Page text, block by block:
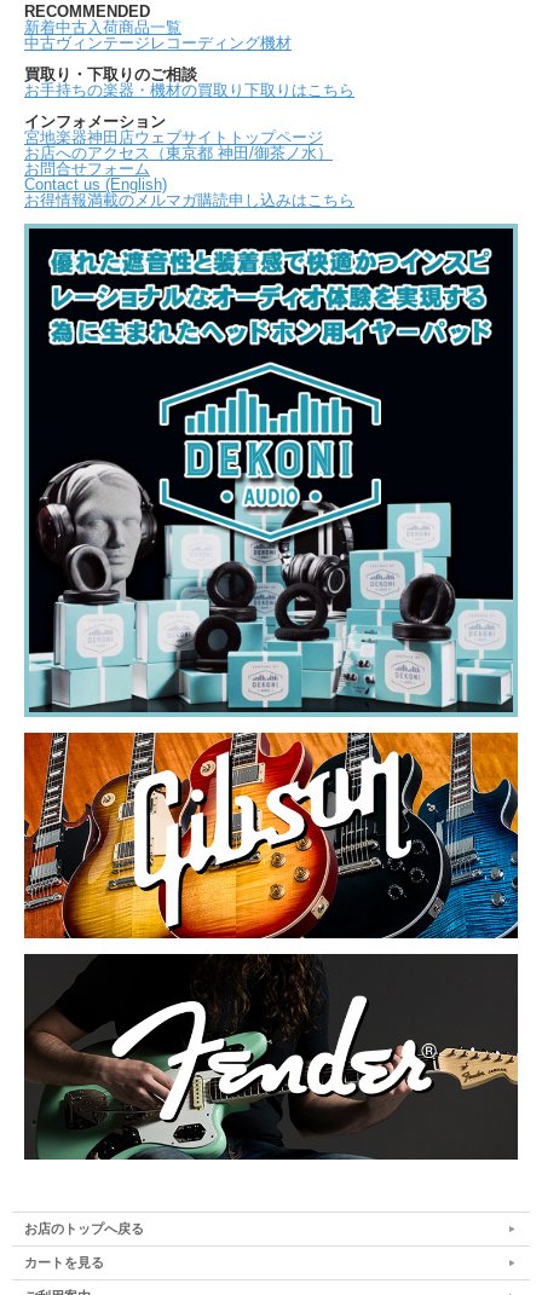
RECOMMENDED
新着中古入荷商品一覧
中古ヴィンテージレコーディング機材
買取り・下取りのご相談
お手持ちの楽器・機材の買取り下取りはこちら
インフォメーション
宮地楽器神田店ウェブサイトトップページ
お店へのアクセス（東京都 神田/御茶ノ水）
お問合せフォーム
Contact us (English)
お得情報満載のメルマガ購読申し込みはこちら
お店のトップへ戻る
カートを見る